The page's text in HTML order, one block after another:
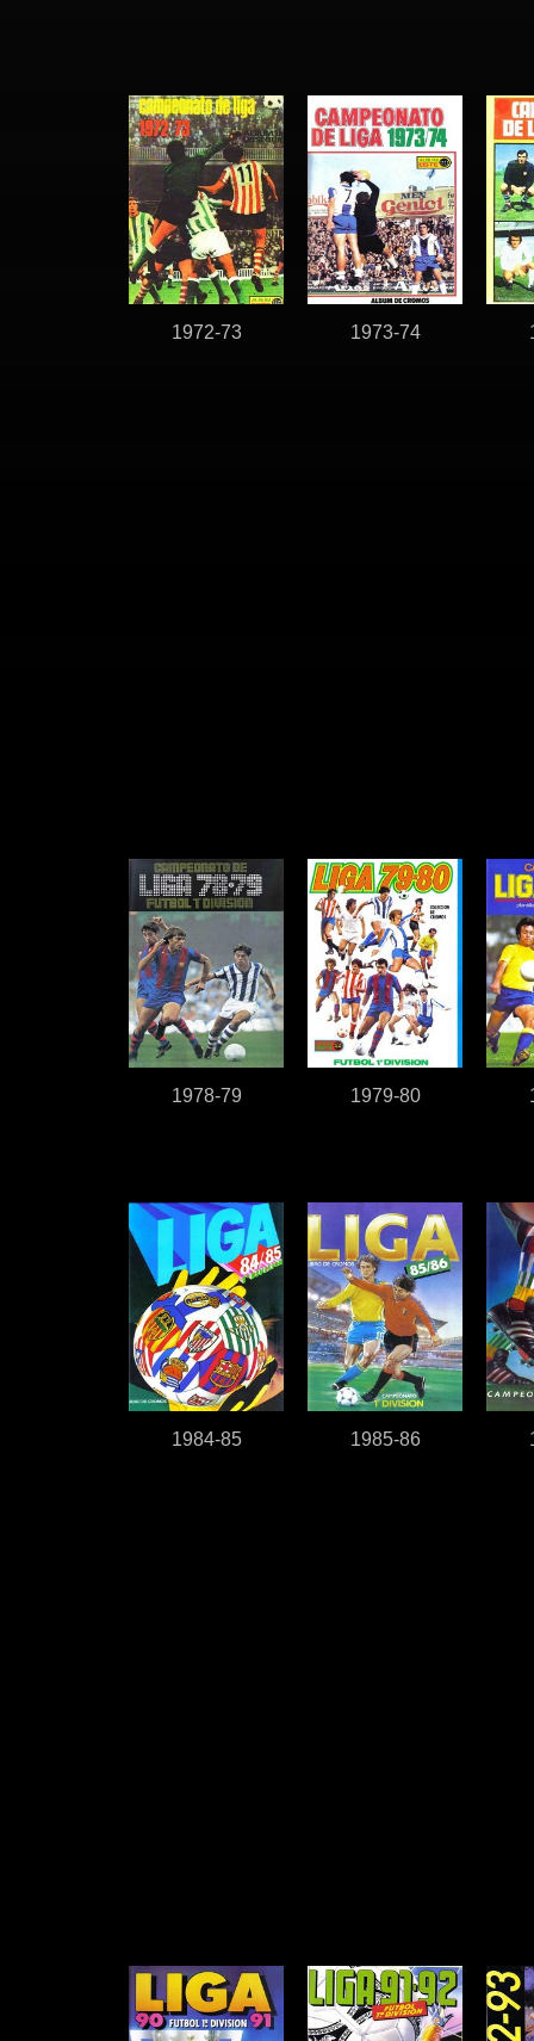
1972-73 1973-74
1978-79 1979-80
1984-85 1985-86